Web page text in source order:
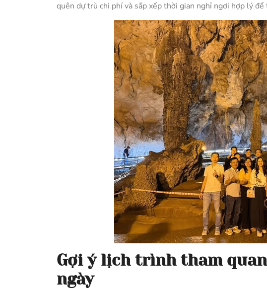
quên dự trù chi phí và sắp xếp thời gian nghỉ ngơi hợp lý
Gợi ý lịch trình tham
ngày